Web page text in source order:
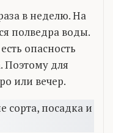
в неделю. На
полведра воды.
опасность
Поэтому для
или вечер.